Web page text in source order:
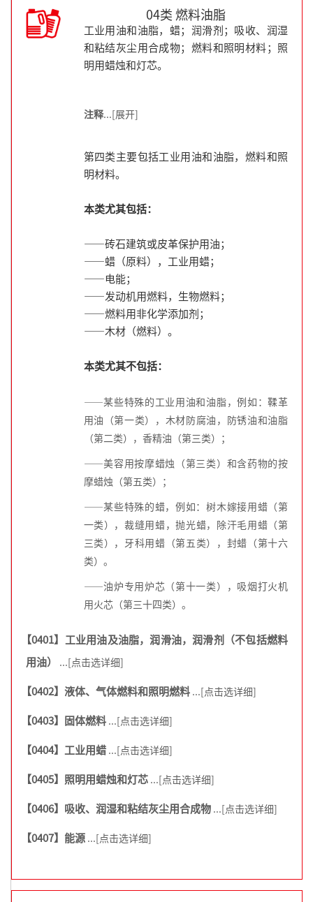
04类 燃料油脂
工业用油和油脂，蜡；润滑剂；吸收、润湿
和粘结灰尘用合成物；燃料和照明材料；照
明用蜡烛和灯芯。
注释...[展开]
第四类主要包括工业用油和油脂，燃料和照
明材料。
本类尤其包括：
——砖石建筑或皮革保护用油；
——蜡（原料），工业用蜡；
——电能；
——发动机用燃料，生物燃料；
——燃料用非化学添加剂；
——木材（燃料）。
本类尤其不包括：
——某些特殊的工业用油和油脂，例如：鞣革
用油（第一类），木材防腐油，防锈油和油脂
（第二类），香精油（第三类）；
——美容用按摩蜡烛（第三类）和含药物的按
摩蜡烛（第五类）；
——某些特殊的蜡，例如：树木嫁接用蜡（第
一类），裁缝用蜡，抛光蜡，除汗毛用蜡（第
三类），牙科用蜡（第五类），封蜡（第十六
类）。
——油炉专用炉芯（第十一类），吸烟打火机
用火芯（第三十四类）。
【0401】工业用油及油脂，润滑油，润滑剂（不包括燃料
用油） ...[点击选详细]
【0402】液体、气体燃料和照明燃料 ...[点击选详细]
【0403】固体燃料 ...[点击选详细]
【0404】工业用蜡 ...[点击选详细]
【0405】照明用蜡烛和灯芯 ...[点击选详细]
【0406】吸收、润湿和粘结灰尘用合成物 ...[点击选详细]
【0407】能源 ...[点击选详细]